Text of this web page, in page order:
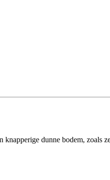
knapperige dunne bodem, zoals